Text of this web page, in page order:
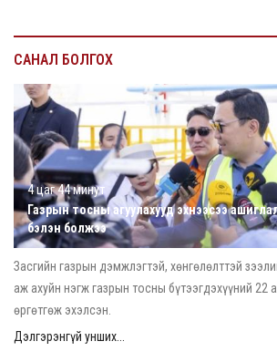
САНАЛ БОЛГОХ
4 цаг 44 минут
Газрын тосны агуулахууд эхнээсээ
бэлэн болжээ
Засгийн газрын дэмжлэгтэй, хөнгөлөлттэй
аж ахуйн нэгж газрын тосны бүтээгдэхүүний 22
өргөтгөж эхэлсэн.
Дэлгэрэнгүй унших...